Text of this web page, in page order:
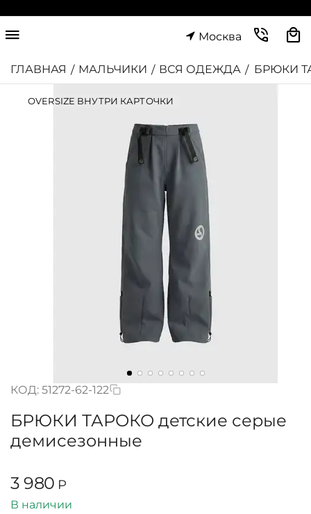
Москва
ГЛАВНАЯ / МАЛЬЧИКИ / ВСЯ ОДЕЖДА / БРЮКИ
OVERSIZE ВНУТРИ КАРТОЧКИ
КОД: 51272-62-122
БРЮКИ ТАРОКО детские серые
демисезонные
3 980 Р
В наличии